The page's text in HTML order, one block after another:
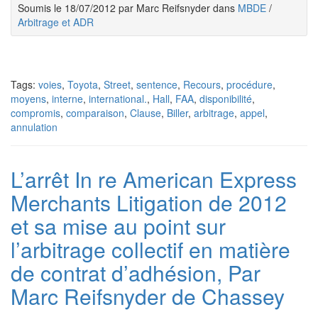
Soumis le 18/07/2012 par Marc Reifsnyder dans MBDE /
Arbitrage et ADR
Tags: voies, Toyota, Street, sentence, Recours, procédure,
moyens, interne, international., Hall, FAA, disponibilité,
compromis, comparaison, Clause, Biller, arbitrage, appel,
annulation
L’arrêt In re American Express
Merchants Litigation de 2012
et sa mise au point sur
l’arbitrage collectif en matière
de contrat d’adhésion, Par
Marc Reifsnyder de Chassey